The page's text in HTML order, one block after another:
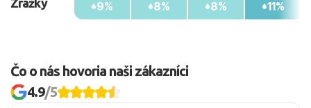
Zrážky
9%
8%
8%
11%
Čo o nás hovoria naši zákazníci
4.9/5